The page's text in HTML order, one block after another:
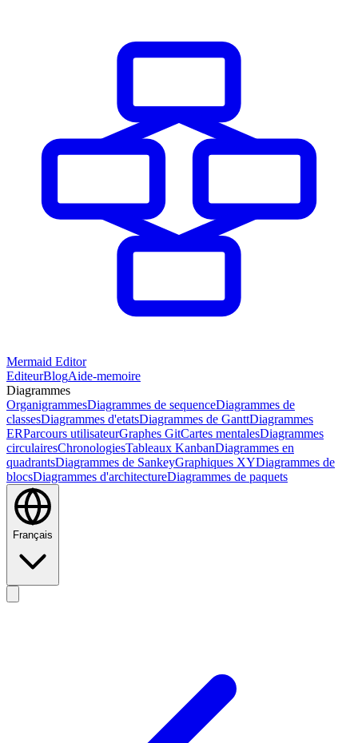
Mermaid Editor
EditeurBlogAide-memoire
Diagrammes
OrganigrammesDiagrammes de sequenceDiagrammes de
classesDiagrammes d'etatsDiagrammes de GanttDiagrammes
ERParcours utilisateurGraphes GitCartes mentalesDiagrammes
circulairesChronologiesTableaux KanbanDiagrammes en
quadrantsDiagrammes de SankeyGraphiques XYDiagrammes de
blocsDiagrammes d'architectureDiagrammes de paquets
Français